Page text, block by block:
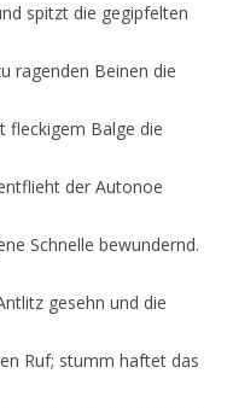
spitzt die gegipfelten
ragenden Beinen die
fleckigem Balge die
der Autonoe
Schnelle bewundernd.
gesehn und die
Ruf; stumm haftet das